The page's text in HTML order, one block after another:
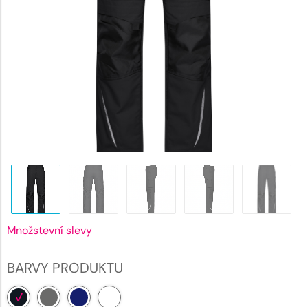
Množstevní slevy
BARVY PRODUKTU